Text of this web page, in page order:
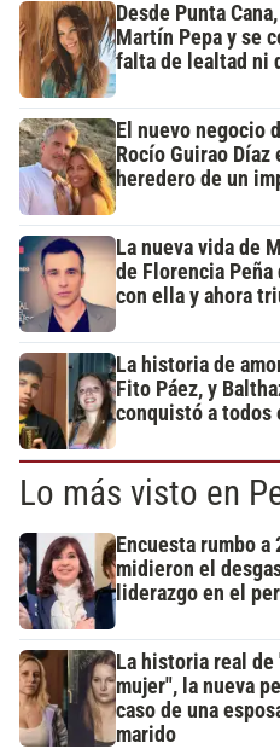
Desde Punta
Martín Pepa y se
falta de lealtad ni
El nuevo negocio
Rocío Guirao
heredero de un
La nueva vida de
de Florencia
con ella y ahora
La historia de
Fito Páez, y
conquistó a todos
Lo más visto en
Encuesta rumbo
midieron el
liderazgo en el
La historia real
mujer", la nueva
caso de una
marido